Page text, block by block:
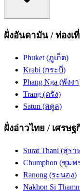
ฝั่งอันดามัน / ท่องเ
Phuket (ภูเก็ต)
Krabi (กระบี่)
Phang Nga (พังง
Trang (ตรัง)
Satun (สตูล)
ฝั่งอ่าวไทย / เศรษฐ
Surat Thani (สุร
Chumphon (ชุมพ
Ranong (ระนอง)
Nakhon Si